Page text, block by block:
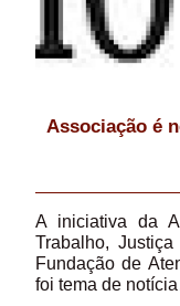
Associação é
A iniciativa da
Trabalho,
Fundação de
foi tema de